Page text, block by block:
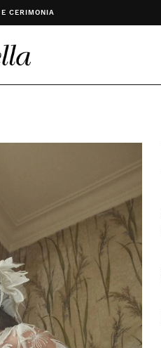
CERIMONIA